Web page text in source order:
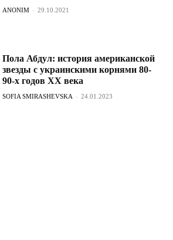
ANONIM - 29.10.2021
Пола Абдул: история американской
звезды с украинскими корнями 80-
90-х годов ХХ века
SOFIA SMIRASHEVSKA - 24.01.2023